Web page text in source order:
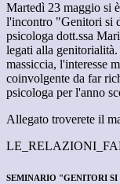
Martedì 23 maggio si
l'incontro "Genitori si
psicologa dott.ssa
legati alla
massiccia, l'interesse
coinvolgente da far
psicologa per l'anno
Allegato troverete il
SEMINARIO "GENITORI SI